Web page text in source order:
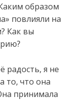
образом
повлияли на
Как вы
радость, я не
то, что она
принимала